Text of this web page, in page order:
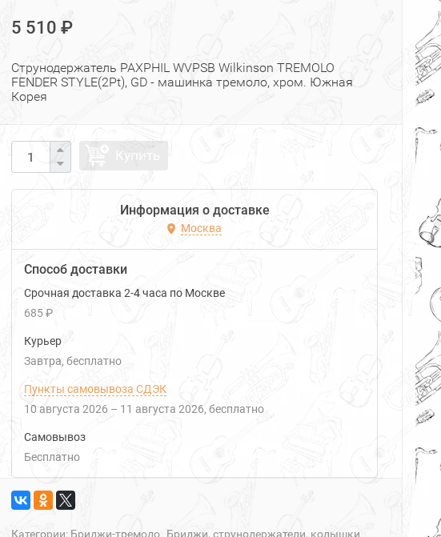
5 510 ₽
Струнодержатель PAXPHIL WVPSB Wilkinson TREMOLO
FENDER STYLE(2Pt), GD - машинка тремоло, хром. Южная
Корея
Купить
Информация о доставке
Москва
Способ доставки
Срочная доставка 2-4 часа по Москве
685 ₽
Курьер
Завтра
Бесплатно
Пункты самовывоза СДЭК
10 августа 2026 – 11 августа 2026 Бесплатно
Самовывоз
Бесплатно
Категории: Бриджи-тремоло Бриджи, струнодержатели, колышки